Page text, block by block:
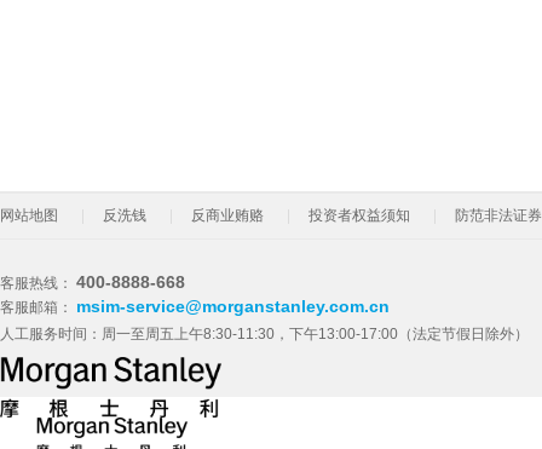
网站地图 反洗钱 反商业贿赂 投资者权益须知 防范非法证
客服热线： 400-8888-668
客服邮箱： msim-service@morganstanley.com.cn
人工服务时间：周一至周五上午8:30-11:30，下午13:00-17:00（法定节假日除外）